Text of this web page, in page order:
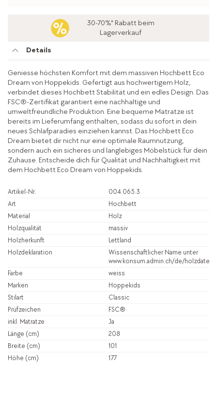
30-70%* Rabatt beim
Lagerverkauf
Details
Geniesse höchsten Komfort mit dem massiven Hochbett Eco
Dream von Hoppekids. Gefertigt aus hochwertigem Holz,
verbindet dieses Hochbett Stabilität und ein edles Design. Das
FSC®-Zertifikat garantiert eine nachhaltige und
umweltfreundliche Produktion. Eine bequeme Matratze ist
bereits im Lieferumfang enthalten, sodass du sofort in dein
neues Schlafparadies einziehen kannst. Das Hochbett Eco
Dream bietet dir nicht nur eine optimale Raumnutzung,
sondern auch ein sicheres und langlebiges Möbelstück für dein
Zuhause. Entscheide dich für Qualität und Nachhaltigkeit mit
dem Hochbett Eco Dream von Hoppekids.
Artikel-Nr.
004.065.3
Art
Hochbett
Material
Holz
Holzqualität
massiv
Holzherkunft
Lettland
Holzdeklaration
Wissenschaftlicher Name unter
www.konsum.admin.ch/de/
Farbe
weiss
Marken
Hoppekids
Stilart
Classic
Prüfzeichen
FSC®
inkl. Matratze
Ja
Länge (cm)
208
Breite (cm)
101
Höhe (cm)
177